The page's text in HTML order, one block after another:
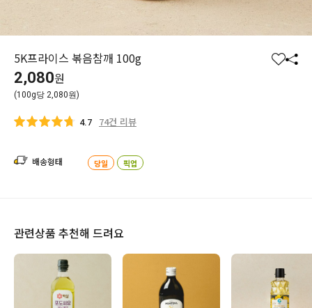
5K프라이스 볶음참깨 100g
찜 공
2,080원
(100g당 2,080원)
4.7 74건 리뷰
배송형태 당일 픽업
관련상품 추천해 드려요